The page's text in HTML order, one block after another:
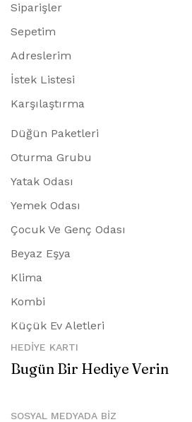
Siparişler
Sepetim
Adreslerim
İstek Listesi
Karşılaştırma
Düğün Paketleri
Oturma Grubu
Yatak Odası
Yemek Odası
Çocuk Ve Genç Odası
Beyaz Eşya
Klima
Kombi
Küçük Ev Aletleri
HEDIYE KARTI
Bugün Bir Hediye Verin
SOSYAL MEDYADA BIZ